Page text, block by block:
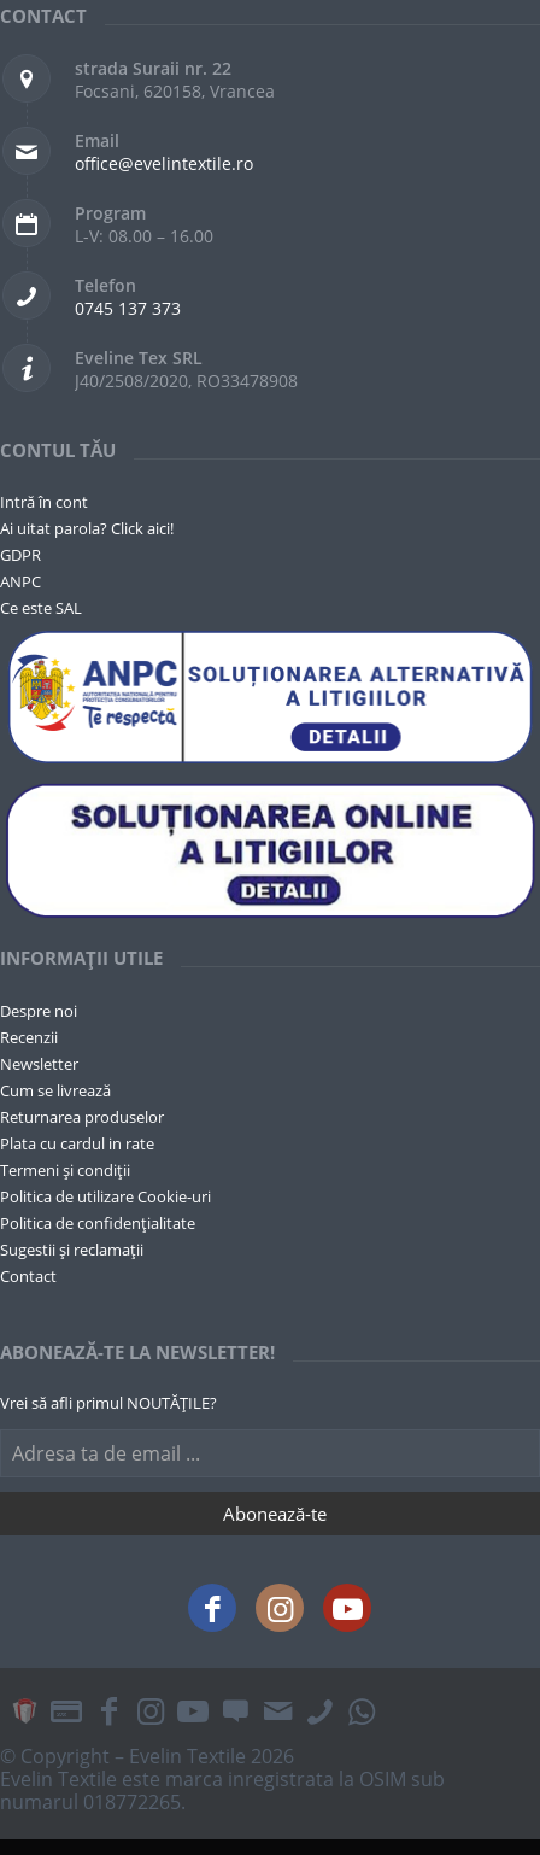
CONTACT
strada Suraii nr. 22
Focsani, 620158, Vrancea
Email
office@evelintextile.ro
Program
L-V: 08.00 – 16.00
Telefon
0745 137 373
Eveline Tex SRL
J40/2508/2020, RO33478908
CONTUL TĂU
Intră în cont
Ai uitat parola? Click aici!
GDPR
ANPC
Ce este SAL
INFORMAȚII UTILE
Despre noi
Recenzii
Newsletter
Cum se livrează
Returnarea produselor
Plata cu cardul in rate
Termeni și condiții
Politica de utilizare Cookie-uri
Politica de confidențialitate
Sugestii și reclamații
Contact
ABONEAZĂ-TE LA NEWSLETTER!
Vrei să afli primul NOUTĂȚILE?
© Copyright – Evelin Textile 2026
Evelin Textile este marca inregistrata la OSIM sub
numarul 018772265.